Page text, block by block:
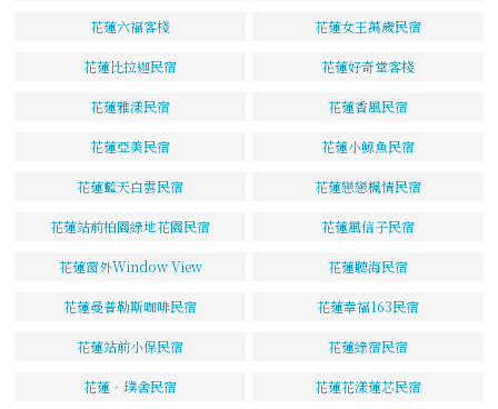
花蓮六福客棧 花蓮女王萬歲民宿
花蓮比拉迦民宿 花蓮好奇堂客棧
花蓮雅漾民宿 花蓮香風民宿
花蓮亞美民宿 花蓮小鯨魚民宿
花蓮藍天白雲民宿 花蓮戀戀楓情民宿
花蓮站前柏園綠地花園民宿 花蓮風信子民宿
花蓮窗外Window View 花蓮聽海民宿
花蓮曼普勒斯咖啡民宿 花蓮幸福163民宿
花蓮站前小保民宿 花蓮綠宿民宿
花蓮‧璞舍民宿 花蓮花漾蓮芯民宿